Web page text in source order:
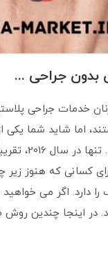
خدمات جراحی
اما شاید شما یکی
کسانی که هنوز
را دارد. اگر می
در اینجا چندین روش